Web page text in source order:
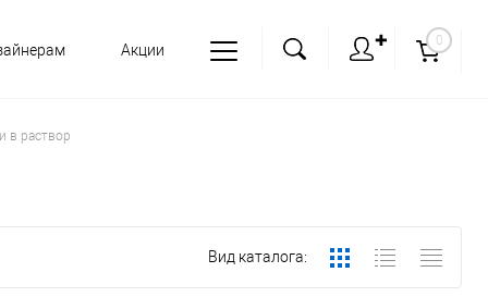
Акции
✚ 0
в раствор
Вид каталога: